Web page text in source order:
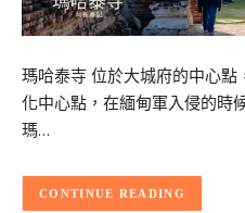
瑪哈泰寺 位於大城府的中心
化中心點，在緬甸軍入侵的時
瑪…
CONTINUE READING